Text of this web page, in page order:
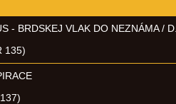
- BRDSKEJ VLAK DO NEZNÁMA /
135)